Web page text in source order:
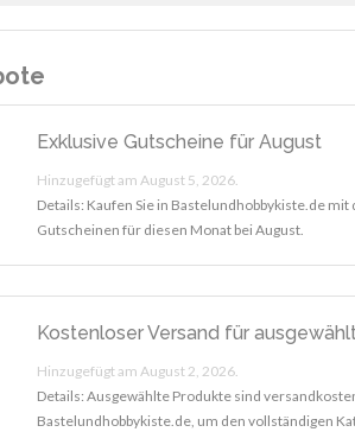
Exklusive Gutscheine für August
Hinzugefügt am August 5, 2026.
Details: Kaufen Sie in Bastelundhobbykiste.de mit
Gutscheinen für diesen Monat bei August.
Kostenloser Versand für
Hinzugefügt am August 2, 2026.
Details: Ausgewählte Produkte sind
Bastelundhobbykiste.de, um den vollständigen